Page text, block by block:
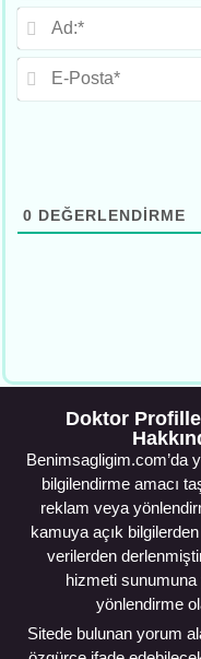
0 DEĞERLENDIRME
Doktor
Benimsagligim.com’da
bilgilendirme amacı
reklam veya
kamuya açık
verilerden
hizmeti
yönlendirme
Sitede bulunan yorum